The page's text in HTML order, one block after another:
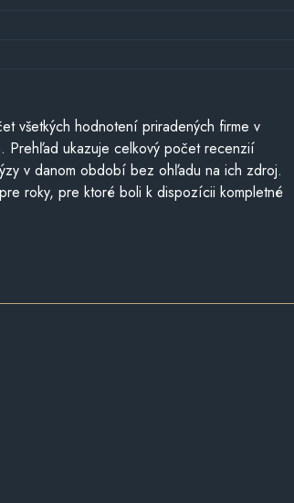
všetkých hodnotení priradených firme v
Prehľad ukazuje celkový počet recenzií
v danom období bez ohľadu na ich zdroj.
roky, pre ktoré boli k dispozícii kompletné